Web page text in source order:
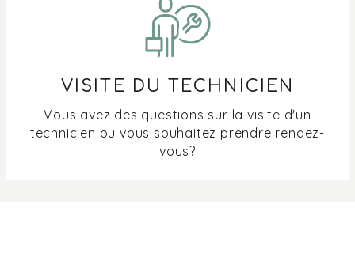
VISITE DU TECHNICIEN
Vous avez des questions sur la visite d'un
technicien ou vous souhaitez prendre rendez-
vous?